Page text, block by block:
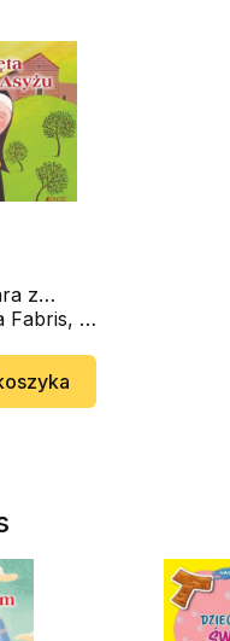
z
Francesca Fabris, Silvia Fabris